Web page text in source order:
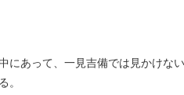
あって、一見吉備では見かけな
。